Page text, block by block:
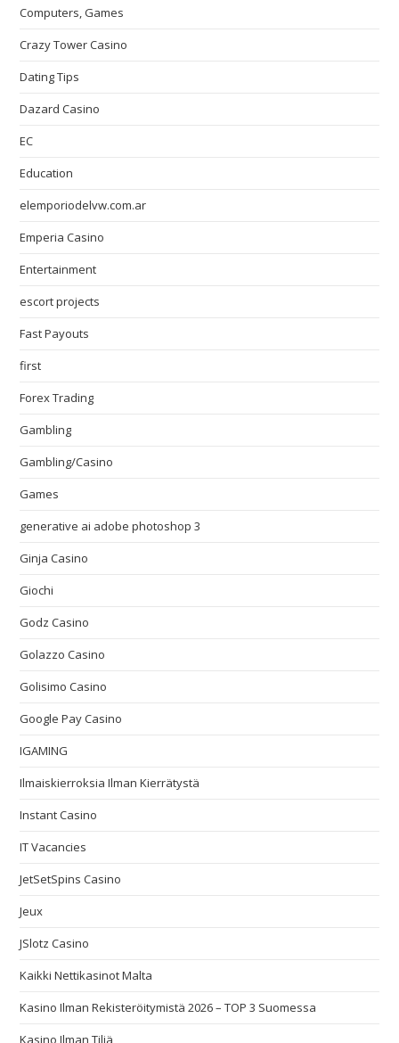
Computers, Games
Crazy Tower Сasino
Dating Tips
Dazard Casino
EC
Education
elemporiodelvw.com.ar
Emperia Casino
Entertainment
escort projects
Fast Payouts
first
Forex Trading
Gambling
Gambling/Casino
Games
generative ai adobe photoshop 3
Ginja Casino
Giochi
Godz Casino
Golazzo Casino
Golisimo Casino
Google Pay Casino
IGAMING
Ilmaiskierroksia Ilman Kierrätystä
Instant Casino
IT Vacancies
JetSetSpins Casino
Jeux
JSlotz Casino
Kaikki Nettikasinot Malta
Kasino Ilman Rekisteröitymistä 2026 – TOP 3 Suomessa
Kasino Ilman Tiliä